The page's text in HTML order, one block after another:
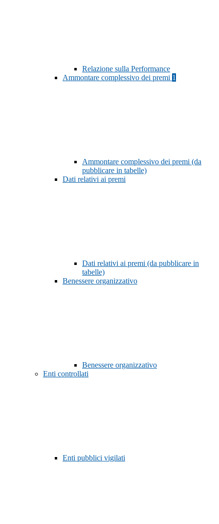
Relazione sulla Performance
Ammontare complessivo dei premi 1
Ammontare complessivo dei premi (da
pubblicare in tabelle)
Dati relativi ai premi
Dati relativi ai premi (da pubblicare in
tabelle)
Benessere organizzativo
Benessere organizzativo
Enti controllati
Enti pubblici vigilati